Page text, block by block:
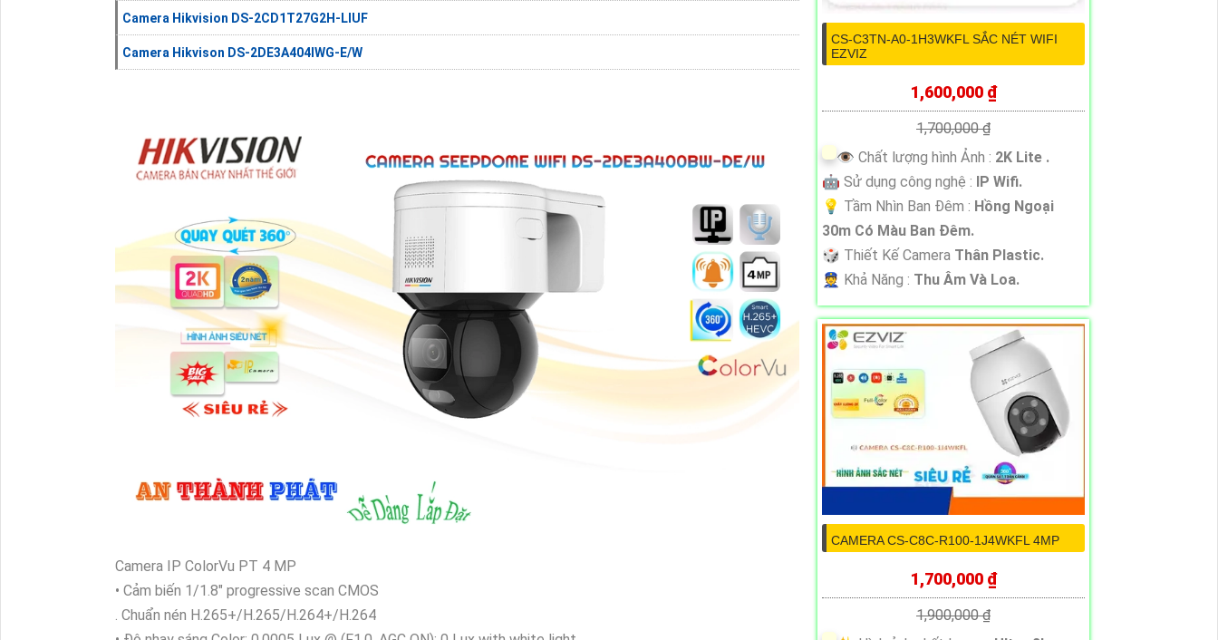
Camera Hikvision DS-2CD1T27G2H-LIUF
Camera Hikvison DS-2DE3A404IWG-E/W
Camera IP ColorVu PT 4 MP
• Cảm biến 1/1.8" progressive scan CMOS
. Chuẩn nén H.265+/H.265/H.264+/H.264
CS-C3TN-A0-1H3WKFL SẮC NÉT WIFI
EZVIZ
1,600,000 ₫
1,700,000 ₫
👁 Chất lượng hình Ảnh : 2K Lite .
🤖️ Sử dụng công nghệ :
IP Wifi.
💡 Tầm Nhìn Ban Đêm : Hồng Ngoại
30m Có Màu Ban Đêm.
🎲 Thiết Kế Camera Thân Plastic.
️👮 Khả Năng : Thu Âm Và Loa.
CAMERA CS-C8C-R100-1J4WKFL 4MP
1,700,000 ₫
1,900,000 ₫